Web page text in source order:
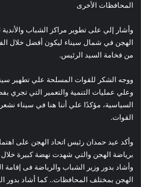
المحافظات الأخرى
وأشار إلي على تطوير مراكز الشباب
الهجن في شمال سيناء ليكون أفضل خلال
من فخامة السيد الرئيس.
ووجه الشكر للقوات المسلحة علي تطهير
وعلي عمليات التنمية والتعمير التي تجري
السياسية، مؤكدًا علي أننا هنا في سيناء
القوات.
وأكد عيد حمدان رئيس اتحاد الهجن على
برياضة الهجن والتي شهدت نهضة كبيرة خلال
وأشاد بدور وزير الشباب والرياضة فى إقامة
الهجن بمختلف المحافظات.. كما أشاد بدور